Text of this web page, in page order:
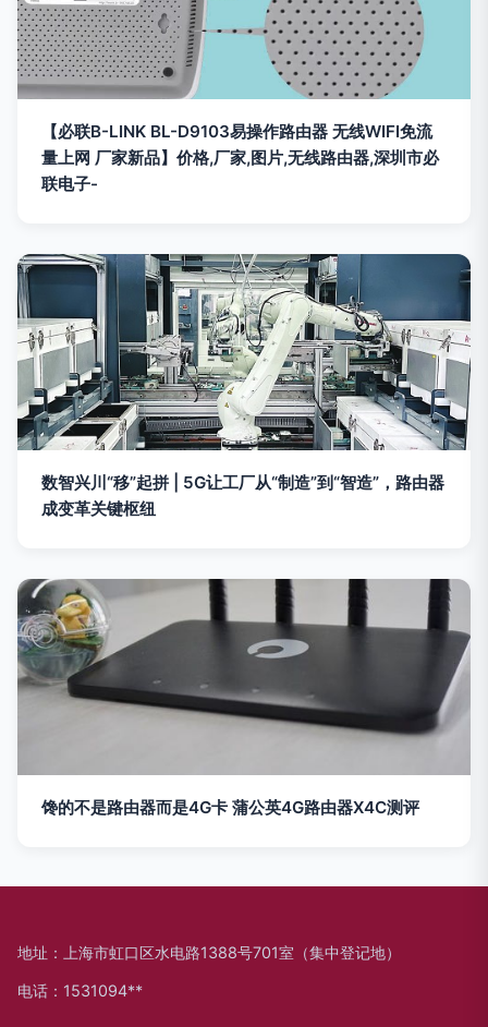
【必联B-LINK BL-D9103易操作路由器 无线WIFI免流
量上网 厂家新品】价格,厂家,图片,无线路由器,深圳市必
联电子-
数智兴川“移”起拼 | 5G让工厂从“制造”到“智造”，路由器
成变革关键枢纽
馋的不是路由器而是4G卡 蒲公英4G路由器X4C测评
地址：上海市虹口区水电路1388号701室（集中登记地）
电话：1531094**